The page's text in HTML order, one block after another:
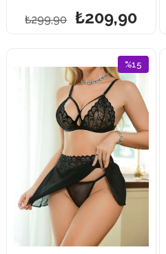
₺209,90
₺299,90
%15
İndirim
%15İndirim